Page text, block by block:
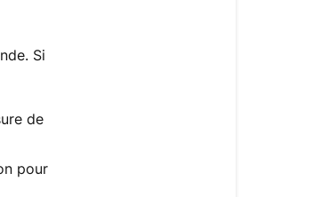
Si
de
pour